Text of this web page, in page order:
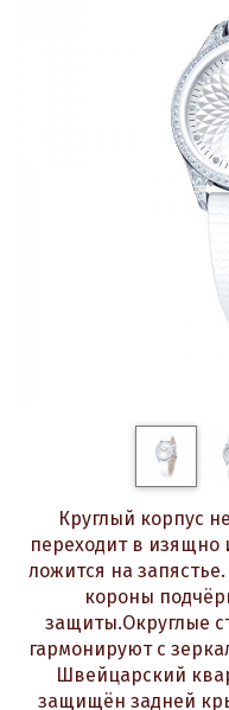
Круглый корпус
переходит в изящно
ложится на
короны
защиты.Округлые
гармонируют с
Швейцарский
защищён задней